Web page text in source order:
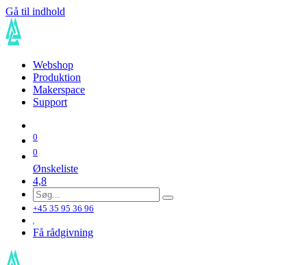
Gå til indhold
Webshop
Produktion
Makerspace
Support
0
0
Ønskeliste
4,8
+45 35 95 36 96
Få rådgivning